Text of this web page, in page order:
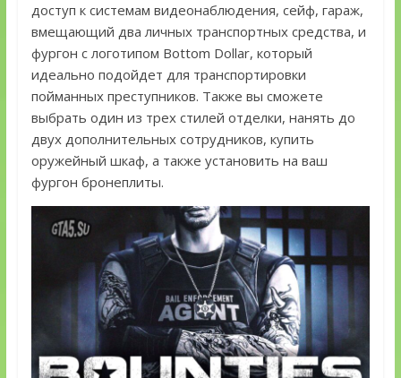
доступ к системам видеонаблюдения, сейф, гараж,
вмещающий два личных транспортных средства, и
фургон с логотипом Bottom Dollar, который
идеально подойдет для транспортировки
пойманных преступников. Также вы сможете
выбрать один из трех стилей отделки, нанять до
двух дополнительных сотрудников, купить
оружейный шкаф, а также установить на ваш
фургон бронеплиты.